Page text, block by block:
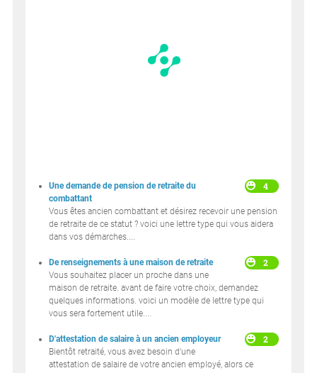
4
Une demande de pension de retraite du
combattant
Vous êtes ancien combattant et désirez recevoir une pension
de retraite de ce statut ? voici une lettre type qui vous aidera
dans vos démarches....
2
De renseignements à une maison de retraite
Vous souhaitez placer un proche dans une
maison de retraite. avant de faire votre choix, demandez
quelques informations. voici un modèle de lettre type qui
vous sera fortement utile....
2
D'attestation de salaire à un ancien employeur
Bientôt retraité, vous avez besoin d'une
attestation de salaire de votre ancien employé, alors ce